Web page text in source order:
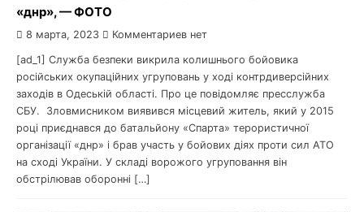
«днр», — ФОТО
8 марта, 2023 Комментариев нет
[ad_1] Служба безпеки викрила колишнього бойовика
російських окупаційних угруповань у ході контрдиверсійних
заходів в Одеській області. Про це повідомляє пресслужба
СБУ. Зловмисником виявився місцевий житель, який у 2015
році приєднався до батальйону «Спарта» терористичної
організації «днр» і брав участь у бойових діях проти сил АТО
на сході України. У складі ворожого угруповання він
обстрілював оборонні […]